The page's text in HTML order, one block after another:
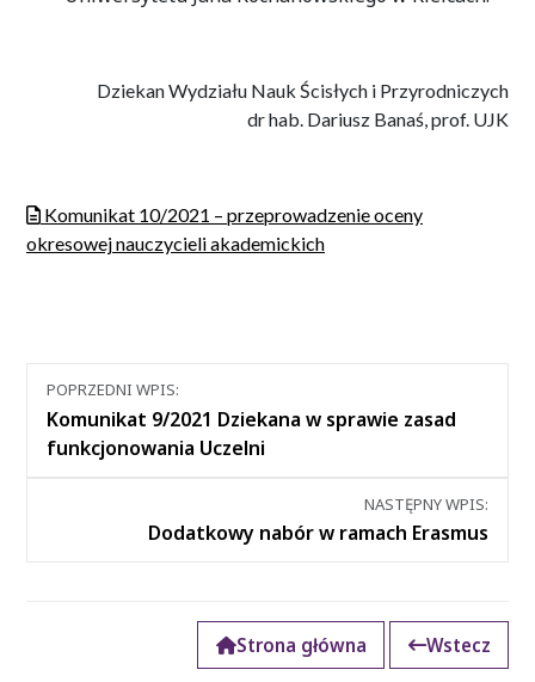
Dziekan Wydziału Nauk Ścisłych i Przyrodniczych
dr hab. Dariusz Banaś, prof. UJK
Komunikat 10/2021 – przeprowadzenie oceny
okresowej nauczycieli akademickich
Nawigacja
między
wpisami
POPRZEDNI WPIS:
Komunikat 9/2021 Dziekana w sprawie zasad
funkcjonowania Uczelni
NASTĘPNY WPIS:
Dodatkowy nabór w ramach Erasmus
Strona główna Wstecz